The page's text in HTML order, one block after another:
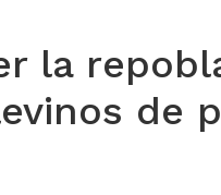
la
de